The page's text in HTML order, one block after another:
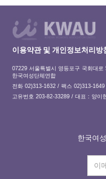
이용약관 및 개인정보처리방
07229 서울특별시 영등포구 국회대
한국여성단체연합
전화 02)313-1632 / 팩스 02)313-
고유번호 203-82-33289 / 대표 : 양이
한국여